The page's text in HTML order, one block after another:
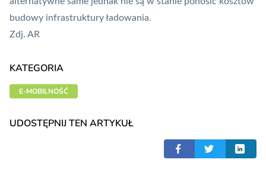
budowy infrastruktury ładowania.
Zdj. AR
KATEGORIA
E-MOBILNOŚĆ
UDOSTĘPNIJ TEN ARTYKUŁ